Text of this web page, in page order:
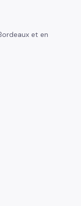
et en